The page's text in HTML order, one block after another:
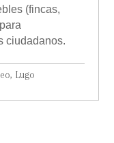
(fincas,
ciudadanos.
Lugo